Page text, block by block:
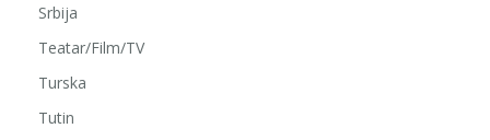
Srbija
Teatar/Film/TV
Turska
Tutin